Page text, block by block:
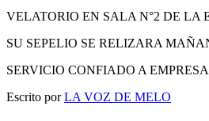
VELATORIO EN SALA N°2 DE LA
SU SEPELIO SE RELIZARA
SERVICIO CONFIADO A
Escrito porLA VOZ DE MELO